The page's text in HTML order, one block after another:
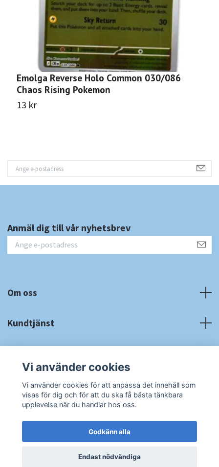
Emolga Reverse Holo Common 030/086
Chaos Rising Pokemon
13 kr
Anmäl dig till vår nyhetsbrev
Om oss
Kundtjänst
Sociala medier
© 2026 RA CardshopPowered by Quickbutik
Vi använder cookies
Vi använder cookies för att anpassa det innehåll som
visas för dig och för att du ska få bästa tänkbara
upplevelse när du handlar hos oss.
Godkänn alla
Endast nödvändiga